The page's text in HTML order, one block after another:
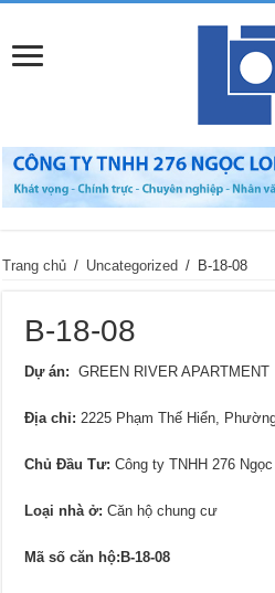
Trang chủ / Uncategorized / B-18-08
B-18-08
Dự án: GREEN RIVER APARTMENT
Địa chỉ: 2225 Phạm Thế Hiển,
Chủ Đầu Tư: Công ty TNHH 276
Loại nhà ở: Căn hộ chung cư
Mã số căn hộ:B-18-08